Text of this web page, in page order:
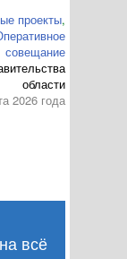
проекты,
совещание
области
2026 года
всё